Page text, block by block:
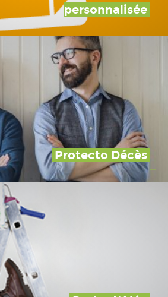
personnalisée
Protecto Décès